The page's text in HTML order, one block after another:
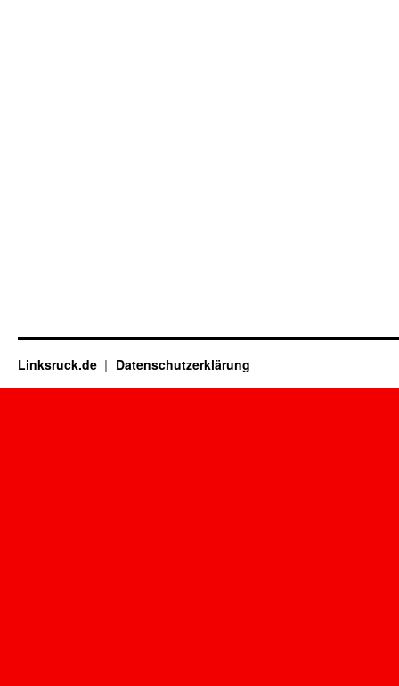
Linksruck.de Datenschutzerklärung